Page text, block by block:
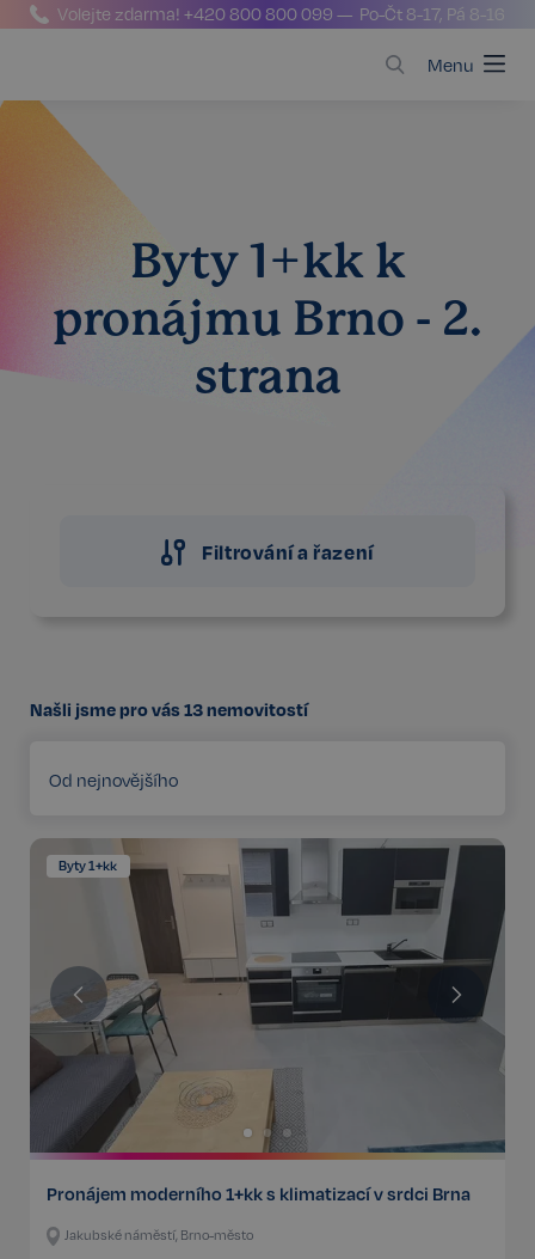
Volejte zdarma!+420 800 800 099 — Po-Čt 8-17, Pá 8-16
Menu
Byty 1+kk k
pronájmu Brno - 2.
strana
Filtrování a řazení
Našli jsme pro vás 13nemovitostí
Od nejnovějšího
Byty 1+kk
Pronájem moderního 1+kk s klimatizací v srdci Brna
Jakubské náměstí, Brno-město